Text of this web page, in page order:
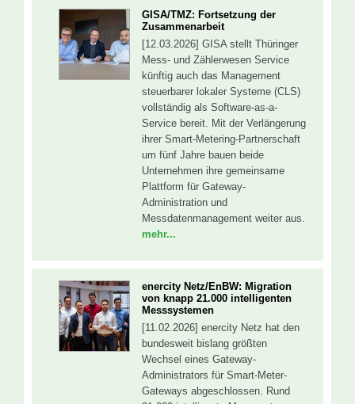
GISA/TMZ: Fortsetzung der
Zusammenarbeit
[12.03.2026] GISA stellt Thüringer
Mess- und Zählerwesen Service
künftig auch das Management
steuerbarer lokaler Systeme (CLS)
vollständig als Software-as-a-
Service bereit. Mit der Verlängerung
ihrer Smart-Metering-Partnerschaft
um fünf Jahre bauen beide
Unternehmen ihre gemeinsame
Plattform für Gateway-
Administration und
Messdatenmanagement weiter aus.
mehr...
enercity Netz/EnBW: Migration
von knapp 21.000 intelligenten
Messsystemen
[11.02.2026] enercity Netz hat den
bundesweit bislang größten
Wechsel eines Gateway-
Administrators für Smart-Meter-
Gateways abgeschlossen. Rund